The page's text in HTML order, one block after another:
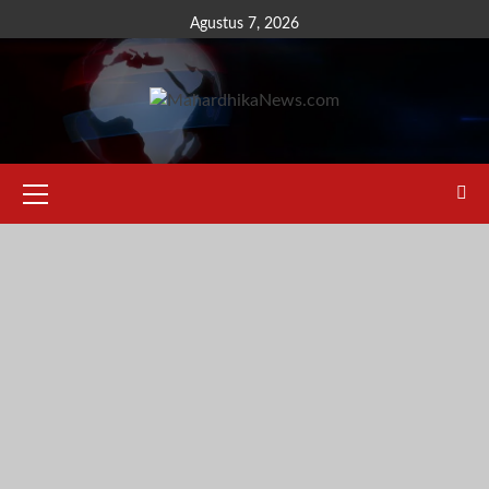
to
Agustus 7, 2026
Menu